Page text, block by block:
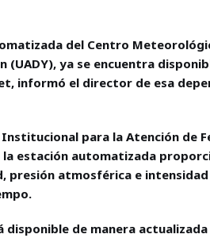
del Centro
(UADY), ya se encuentra
informó el director de esa
para la Atención de
la estación automatizada
presión atmosférica e
disponible de manera